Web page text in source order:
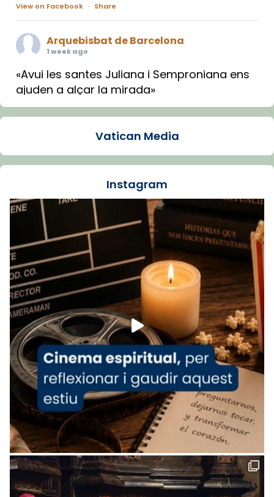
View on Facebook · Share
Arquebisbat de Barcelona
1 week ago
«Avui les santes Juliana i Semproniana ens
ajuden a alçar la mirada»
Mons. Sergi Gordo, bisbe de Tortosa, ha
Santes de Mataró.
🔗tinyurl.com/cvu5jmbk
Foto
View on Facebook Share
Arquebisbat de Barcelonais at Catedral
de Barcelona.
1 week ago
Aquest dilluns, 27 de juliol, ha tingut lloc la
missa d’acció de gràcies en agraïment al
comitè organitzador de la visita apostòlica
del Sant Pare Lleó XIV a Barcelona, i als
col·laboradors, a la Catedral de Barcelona.
L’arquebisbe de Barcelona, el cardenal Joan
Josep Omella, ha presidit la missa i l’ha
concelebrat el bisbe auxiliar de Barcelona,
Mons. David Abadías.
📸 Dr. G. Simón
Foto
View on Facebook Share
Vatican Media
Instagram